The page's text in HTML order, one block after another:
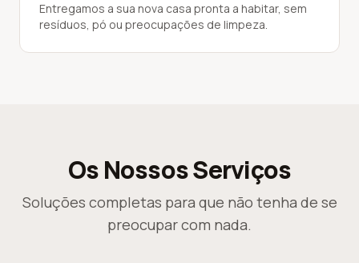
Entregamos a sua nova casa pronta a habitar, sem
resíduos, pó ou preocupações de limpeza.
Os Nossos Serviços
Soluções completas para que não tenha de se
preocupar com nada.